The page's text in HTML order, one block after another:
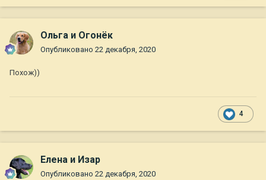
Ольга и Огонёк
Опубликовано 22 декабря, 2020
Похож))
4
Елена и Изар
Опубликовано 22 декабря, 2020